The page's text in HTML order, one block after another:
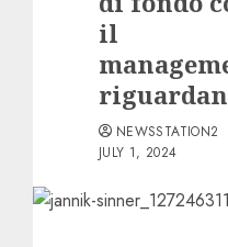
il
NEWSSTATION2
JULY 1, 2024